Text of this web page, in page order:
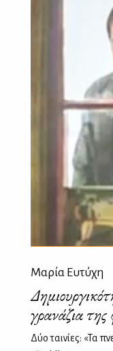
Μαρία Ευτύχη
γρανάζια της
Δύο ταινίες: «Τα